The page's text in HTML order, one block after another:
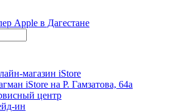
магазин iStore
iStore на Р. Гамзатова, 64а
центр
ин